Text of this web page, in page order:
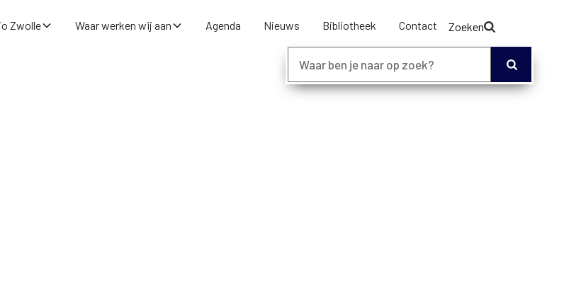
Zwolle Waar werken wij aan Agenda Nieuws Bibliotheek Contact Zoeken